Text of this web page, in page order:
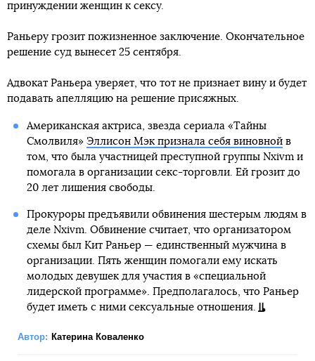
принуждении женщин к сексу.
Раньеру грозит пожизненное заключение. Окончательное
решение суд вынесет 25 сентября.
Адвокат Раньера уверяет, что тот не признает вину и будет
подавать апелляцию на решение присяжных.
Американская актриса, звезда сериала «Тайны
Смолвиля» Эллисон Мэк признала себя виновнойв
том, что была участницей преступной группы Nxivm и
помогала в организации секс-торговли. Ей грозит до
20 лет лишения свободы.
Прокуроры предъявили обвинения шестерым людям в
деле Nxivm. Обвинение считает, что организатором
схемы был Кит Раньер — единственный мужчина в
организации. Пять женщин помогали ему искать
молодых девушек для участия в «специальной
лидерской программе». Предполагалось, что Раньер
будет иметь с ними сексуальные отношения.
Автор: Катерина Коваленко